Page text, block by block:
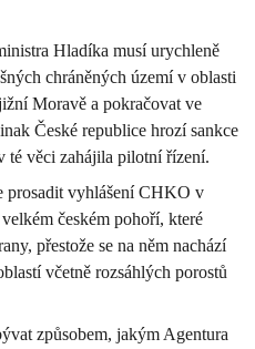
Hladíka musí urychleně
chráněných území v oblasti
Moravě a pokračovat ve
České republice hrozí sankce
té věci zahájila pilotní řízení.
prosadit vyhlášení CHKO v
českém pohoří, které
přestože se na něm nachází
včetně rozsáhlých porostů
způsobem, jakým Agentura